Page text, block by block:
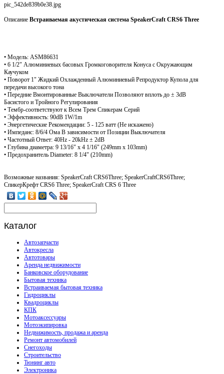
pic_542de839b0e38.jpg
Описание Встраиваемая акустическая система SpeakerCraft CRS6 Three
• Модель: ASM86631
• 6 1/2" Алюминиевых басовых Громкоговорителя Конуса с Окружающим
Каучуком
• Поворот 1" Жидкий Охлажденный Алюминиевый Репродуктор Купола для
передачи высокого тона
• Передние Вмонтированные Выключатели Позволяют вплоть до ± 3dB
Басистого и Тройного Регулирования
• Тембр-соответствуют к Всем Трем Спикерам Серий
• Эффективность: 90dB 1W/1m
• Энергетические Рекомендации: 5 - 125 ватт (Не искажено)
• Импеданс: 8/6/4 Ома В зависимости от Позиции Выключателя
• Частотный Ответ: 40Hz - 20kHz ± 2dB
• Глубина диаметра: 9 13/16" x 4 1/16" (249mm x 103mm)
• Предохранитель Diameter: 8 1/4" (210mm)
Возможные названия: SpeakerCraft CRS6Three; SpeakerCraftCRS6Three;
СпикерКрефт CRS6 Three; SpeakerCraft CRS 6 Three
Каталог
Автозапчасти
Автокресла
Автотовары
Аренда недвижимости
Банковское оборудование
Бытовая техника
Встраиваемая бытовая техника
Гидроциклы
Квадроциклы
КПК
Мотоаксессуары
Мотоэкипировка
Недвижимость, продажа и аренда
Ремонт автомобилей
Снегоходы
Строительство
Тюнинг авто
Электроника